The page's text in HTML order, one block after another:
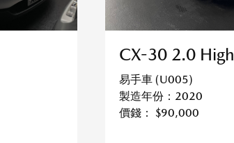
CX-30 2.0 High
易手車 (U005)
製造年份：2020
價錢： $90,000